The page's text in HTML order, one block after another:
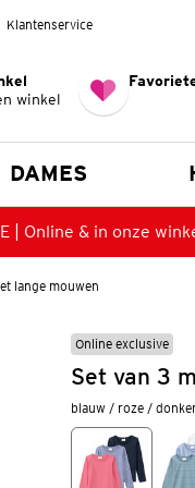
Klantenservice
winkel
DAMES
| Online & in onze
lange mouwen
Online exclusive
Set van 3
blauw / roze /